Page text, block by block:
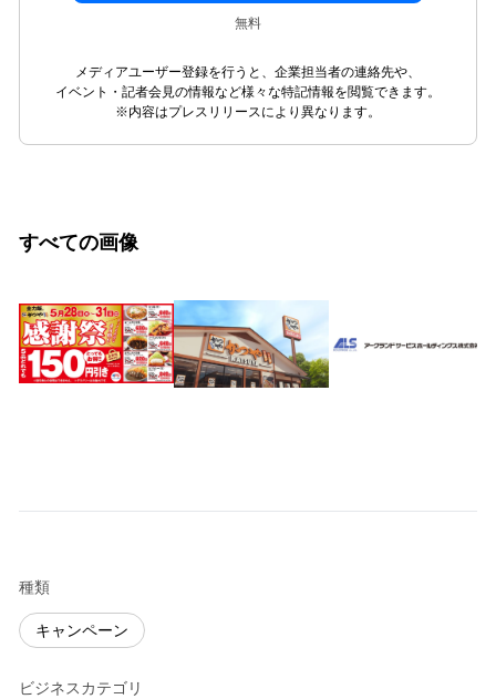
無料
メディアユーザー登録を行うと、企業担当者の連絡先や、
イベント・記者会見の情報など様々な特記情報を閲覧できます。
※内容はプレスリリースにより異なります。
すべての画像
種類
キャンペーン
ビジネスカテゴリ